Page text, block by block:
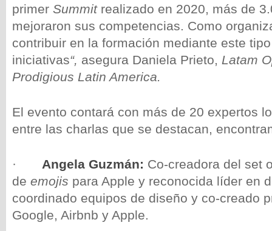
primer Summitrealizado en 2020, más de
mejoraron sus competencias. Como
contribuir en la formación mediante este
iniciativas“, asegura Daniela Prieto, Latam
Prodigious Latin America.
El evento contará con más de 20 expertos
entre las charlas que se destacan,
· Angela Guzmán: Co-creadora del set
de emojis para Apple y reconocida líder en
coordinado equipos de diseño y co-creado
Google, Airbnb y Apple.